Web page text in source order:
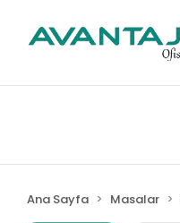
Ana Sayfa Masalar